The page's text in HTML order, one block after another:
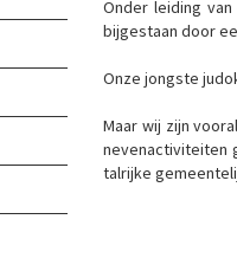
Onder leiding
bijgestaan door
Onze jongste
Maar wij zijn
nevenactiviteiten
talrijke